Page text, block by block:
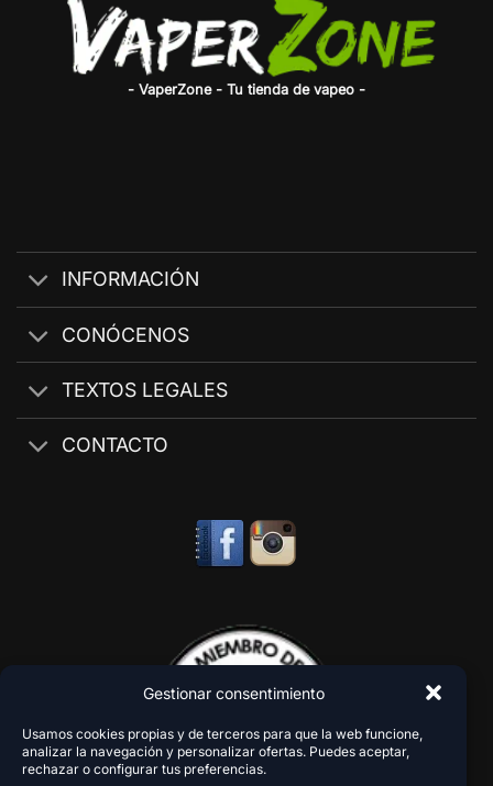
Gestionar consentimiento
Usamos cookies propias y de terceros para que la web funcione,
analizar la navegación y personalizar ofertas. Puedes aceptar,
rechazar o configurar tus preferencias.
- VaperZone - Tu tienda de vapeo -
INFORMACIÓN
CONÓCENOS
TEXTOS LEGALES
CONTACTO